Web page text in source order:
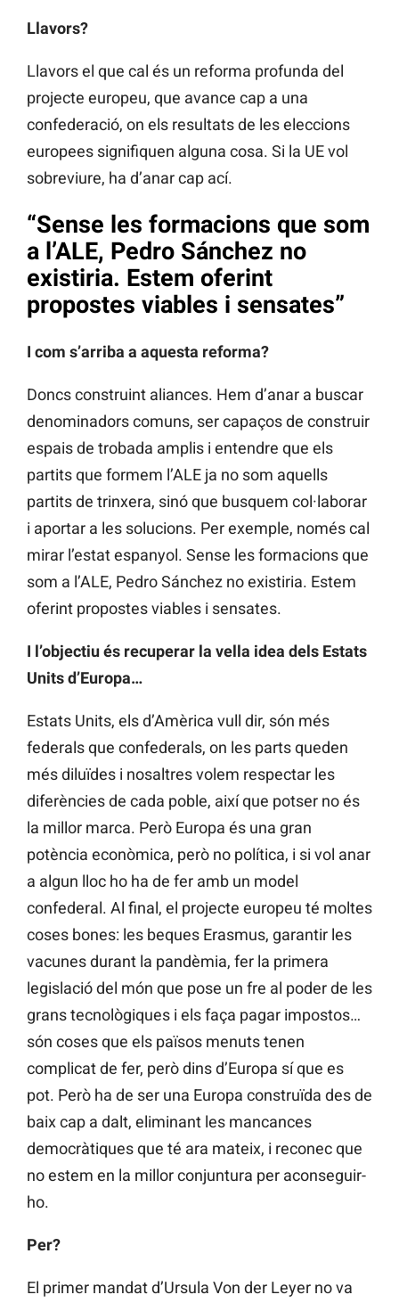
Llavors?
Llavors el que cal és un reforma profunda del
projecte europeu, que avance cap a una
confederació, on els resultats de les eleccions
europees signifiquen alguna cosa. Si la UE vol
sobreviure, ha d’anar cap ací.
“Sense les formacions que som
a l’ALE, Pedro Sánchez no
existiria. Estem oferint
propostes viables i sensates”
I com s’arriba a aquesta reforma?
Doncs construint aliances. Hem d’anar a buscar
denominadors comuns, ser capaços de construir
espais de trobada amplis i entendre que els
partits que formem l’ALE ja no som aquells
partits de trinxera, sinó que busquem col·laborar
i aportar a les solucions. Per exemple, només cal
mirar l’estat espanyol. Sense les formacions que
som a l’ALE, Pedro Sánchez no existiria. Estem
oferint propostes viables i sensates.
I l’objectiu és recuperar la vella idea dels Estats
Units d’Europa…
Estats Units, els d’Amèrica vull dir, són més
federals que confederals, on les parts queden
més diluïdes i nosaltres volem respectar les
diferències de cada poble, així que potser no és
la millor marca. Però Europa és una gran
potència econòmica, però no política, i si vol anar
a algun lloc ho ha de fer amb un model
confederal. Al final, el projecte europeu té moltes
coses bones: les beques Erasmus, garantir les
vacunes durant la pandèmia, fer la primera
legislació del món que pose un fre al poder de les
grans tecnològiques i els faça pagar impostos…
són coses que els països menuts tenen
complicat de fer, però dins d’Europa sí que es
pot. Però ha de ser una Europa construïda des de
baix cap a dalt, eliminant les mancances
democràtiques que té ara mateix, i reconec que
no estem en la millor conjuntura per aconseguir-
ho.
Per?
El primer mandat d’Ursula Von der Leyer no va